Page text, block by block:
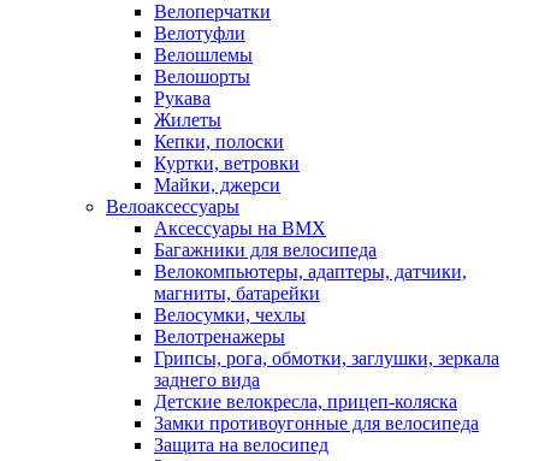
Велоперчатки
Велотуфли
Велошлемы
Велошорты
Рукава
Жилеты
Кепки, полоски
Куртки, ветровки
Майки, джерси
Велоаксессуары
Аксессуары на BMX
Багажники для велосипеда
Велокомпьютеры, адаптеры, датчики,
магниты, батарейки
Велосумки, чехлы
Велотренажеры
Грипсы, рога, обмотки, заглушки, зеркала
заднего вида
Детские велокресла, прицеп-коляска
Замки противоугонные для велосипеда
Защита на велосипед